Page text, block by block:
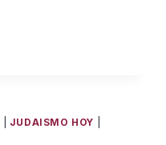
JUDAISMO HOY